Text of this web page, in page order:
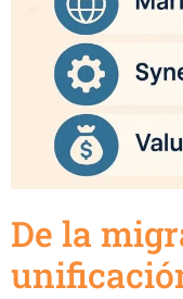
De la